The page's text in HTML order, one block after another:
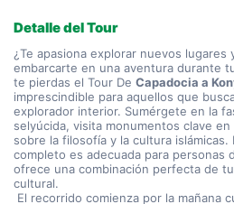
Detalle del Tour
¿Te apasiona explorar nuevos lugares
embarcarte en una aventura durante
te pierdas el Tour De Capadocia a
imprescindible para aquellos que
explorador interior. Sumérgete en la
selyúcida, visita monumentos clave en
sobre la filosofía y la cultura
completo es adecuada para personas
ofrece una combinación perfecta de
cultural.